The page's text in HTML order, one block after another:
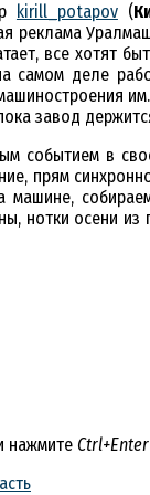
kirill_potapov(
реклама
все хотят
деле
им.
завод
событием в
прям
нотки осени
нажмите Ctrl+Enter